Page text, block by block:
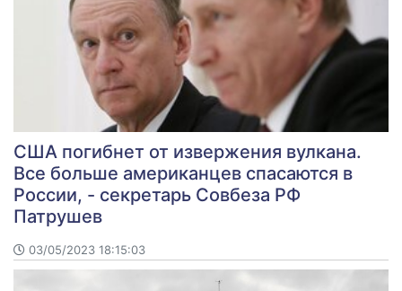
США погибнет от извержения вулкана.
Все больше американцев спасаются в
России, - секретарь Совбеза РФ
Патрушев
03/05/2023 18:15:03